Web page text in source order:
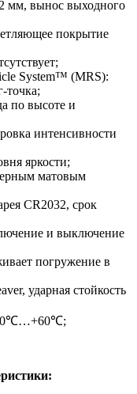
мм, вынос выходного
покрытие
System™ (MRS):
по высоте и
интенсивности
яркости;
матовым
CR2032, срок
и выключение
погружение в
ударная стойкость
30℃…+60℃;